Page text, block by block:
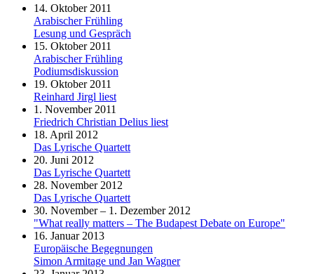
14. Oktober 2011
Arabischer Frühling
Lesung und Gespräch
15. Oktober 2011
Arabischer Frühling
Podiumsdiskussion
19. Oktober 2011
Reinhard Jirgl liest
1. November 2011
Friedrich Christian Delius liest
18. April 2012
Das Lyrische Quartett
20. Juni 2012
Das Lyrische Quartett
28. November 2012
Das Lyrische Quartett
30. November – 1. Dezember 2012
"What really matters – The Budapest Debate on Europe"
16. Januar 2013
Europäische Begegnungen
Simon Armitage und Jan Wagner